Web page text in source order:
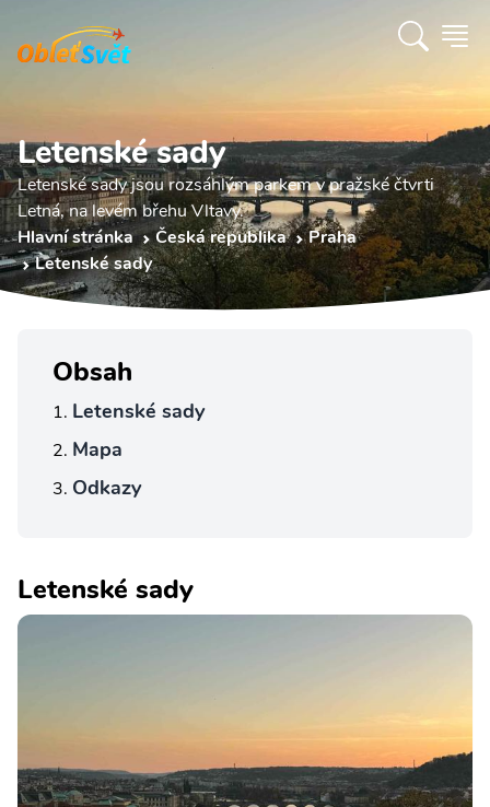
Letenské sady
Letenské sady jsou rozsáhlým parkem v pražské čtvrti
Letná, na levém břehu Vltavy.
Hlavní stránka
Česká republika
Praha
Letenské sady
Obsah
Letenské sady
Mapa
Odkazy
Letenské sady